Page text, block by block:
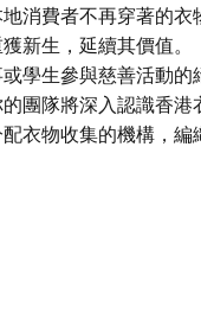
消費者不再穿著的衣
新生，延續其價值。
學生參與慈善活動的
團隊將深入認識香港
衣物收集的機構，編